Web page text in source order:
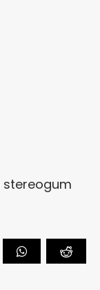
stereogum